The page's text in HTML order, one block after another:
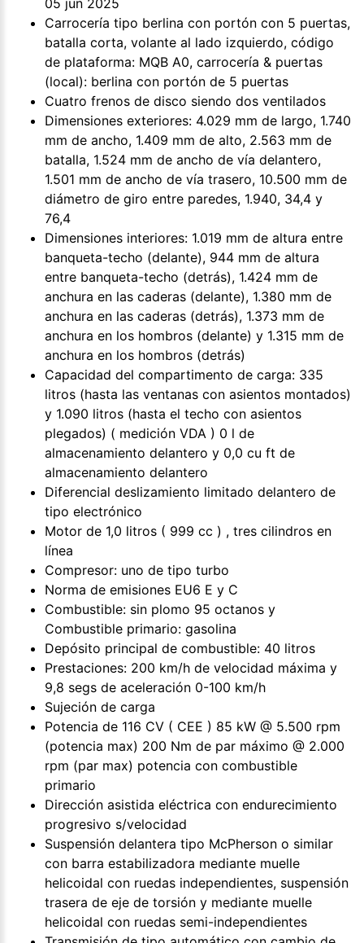
Carrocería tipo berlina con portón con 5 puertas,
batalla corta, volante al lado izquierdo, código
de plataforma: MQB A0, carrocería & puertas
(local): berlina con portón de 5 puertas
Cuatro frenos de disco siendo dos ventilados
Dimensiones exteriores: 4.029 mm de largo, 1.740
mm de ancho, 1.409 mm de alto, 2.563 mm de
batalla, 1.524 mm de ancho de vía delantero,
1.501 mm de ancho de vía trasero, 10.500 mm de
diámetro de giro entre paredes, 1.940, 34,4 y
76,4
Dimensiones interiores: 1.019 mm de altura entre
banqueta-techo (delante), 944 mm de altura
entre banqueta-techo (detrás), 1.424 mm de
anchura en las caderas (delante), 1.380 mm de
anchura en las caderas (detrás), 1.373 mm de
anchura en los hombros (delante) y 1.315 mm de
anchura en los hombros (detrás)
Capacidad del compartimento de carga: 335
litros (hasta las ventanas con asientos montados)
y 1.090 litros (hasta el techo con asientos
plegados) ( medición VDA ) 0 l de
almacenamiento delantero y 0,0 cu ft de
almacenamiento delantero
Diferencial deslizamiento limitado delantero de
tipo electrónico
Motor de 1,0 litros ( 999 cc ) , tres cilindros en
línea
Compresor: uno de tipo turbo
Norma de emisiones EU6 E y C
Combustible: sin plomo 95 octanos y
Combustible primario: gasolina
Depósito principal de combustible: 40 litros
Prestaciones: 200 km/h de velocidad máxima y
9,8 segs de aceleración 0-100 km/h
Sujeción de carga
Potencia de 116 CV ( CEE ) 85 kW @ 5.500 rpm
(potencia max) 200 Nm de par máximo @ 2.000
rpm (par max) potencia con combustible
primario
Dirección asistida eléctrica con endurecimiento
progresivo s/velocidad
Suspensión delantera tipo McPherson o similar
con barra estabilizadora mediante muelle
helicoidal con ruedas independientes, suspensión
trasera de eje de torsión y mediante muelle
helicoidal con ruedas semi-independientes